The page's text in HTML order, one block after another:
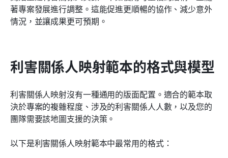
著專案發展進行調整。這能促進更順暢的協作、減少意外
情況，並讓成果更可預期。
利害關係人映射範本的格式與模型
利害關係人映射沒有一種通用的版面配置。適合的範本取
決於專案的複雜程度、涉及的利害關係人人數，以及您的
團隊需要該地圖支援的決策。
以下是利害關係人映射範本中最常用的格式：